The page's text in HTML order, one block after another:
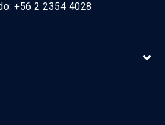
+56 2 2354 4028